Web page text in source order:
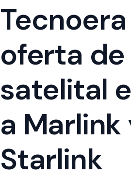
oferta
satelital
a
Starlink